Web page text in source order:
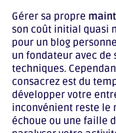
Gérer sa propre
son coût initial quasi
pour un blog
un fondateur avec de
techniques.
consacrez est du
développer votre
inconvénient reste le
échoue ou une faille